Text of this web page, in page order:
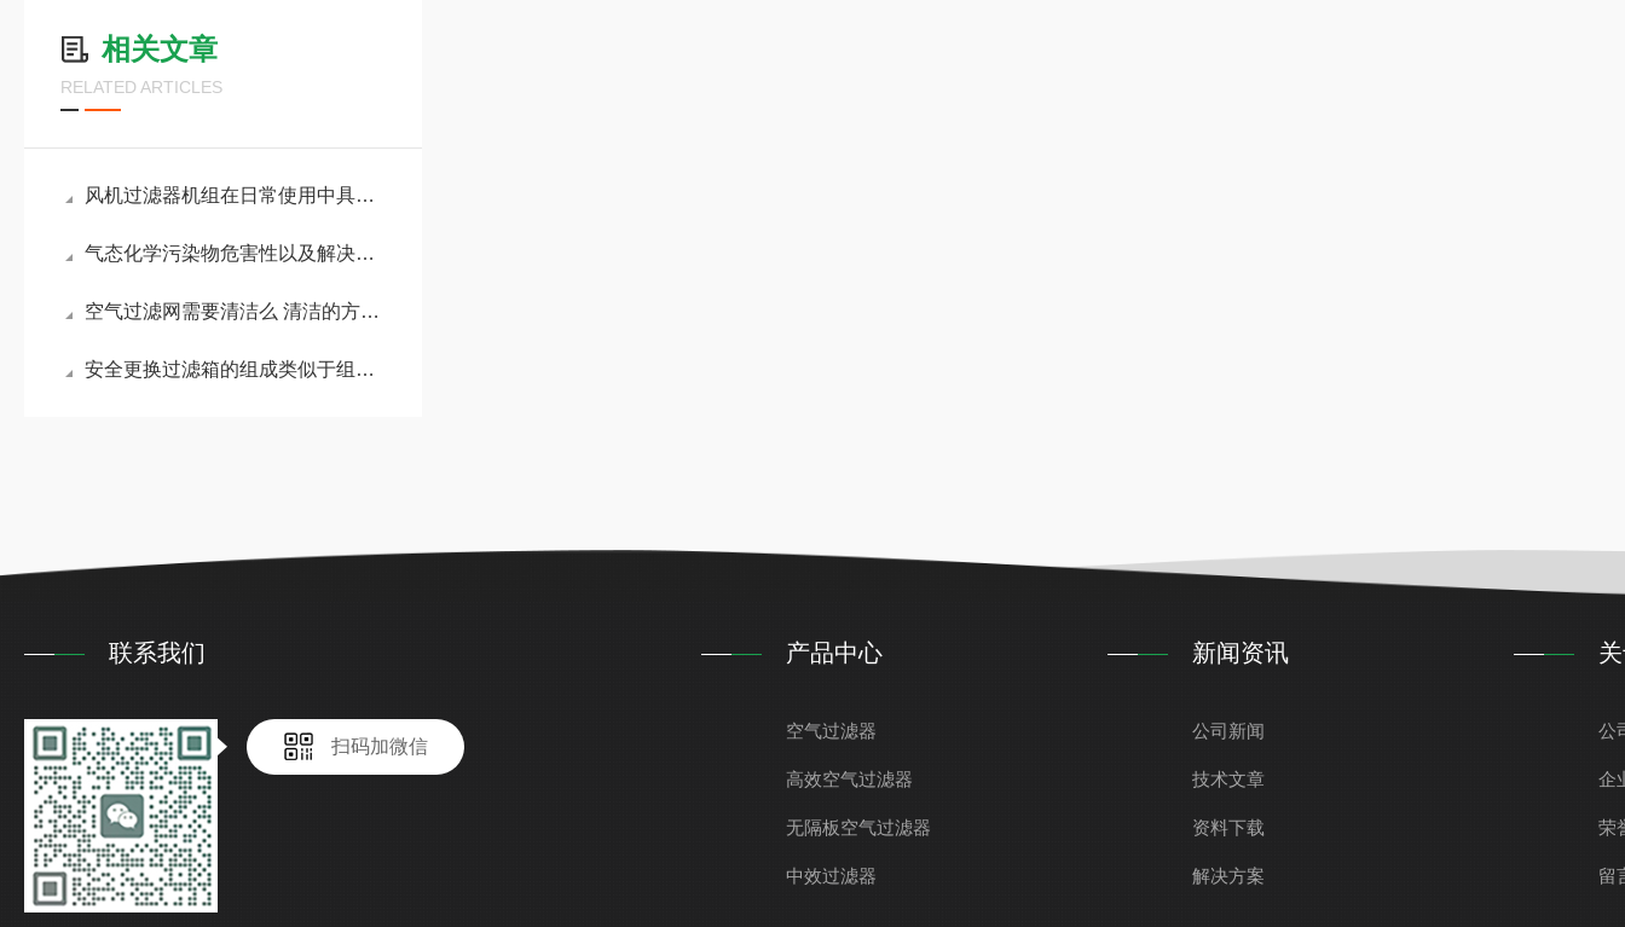
相关文章
RELATED ARTICLES
风机过滤器机组在日常使用中具有5大优点
气态化学污染物危害性以及解决方案
空气过滤网需要清洁么 清洁的方法都有哪些
安全更换过滤箱的组成类似于组合式空调机组
联系我们
扫码加微信
产品中心
空气过滤器
高效空气过滤器
无隔板空气过滤器
中效过滤器
新闻资讯
公司新闻
技术文章
资料下载
解决方案
公
企
荣
留